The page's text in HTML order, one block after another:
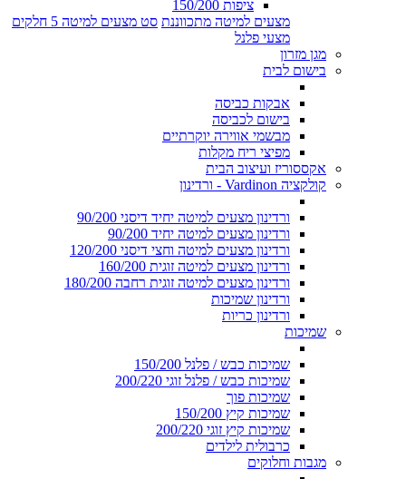
ציפות 150/200
מצעים למיטה מתכווננת סט מצעים למיטה 5 חלקים
מצעי פלנל
מגן מזרון
בישום לבית
אבקות כביסה
בישום לכביסה
מבשמי אווירה יוקרתיים
מפיצי ריח מקלות
אקססוריז ועיצוב הבית
קולקציה Vardinon - ורדינון
ורדינון מצעים למיטה יחיד דיסני 90/200
ורדינון מצעים למיטה יחיד 90/200
ורדינון מצעים למיטה וחצי דיסני 120/200
ורדינון מצעים למיטה זוגית 160/200
ורדינון מצעים למיטה זוגית רחבה 180/200
ורדינון שמיכות
ורדינון כריות
שמיכות
שמיכות כבש / פלנל 150/200
שמיכות כבש / פלנל זוגי 200/220
שמיכות פוך
שמיכות קיץ 150/200
שמיכות קיץ זוגי 200/220
כרבולית לילדים
מגבות וחלוקים